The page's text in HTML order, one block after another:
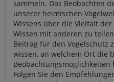
sammeln. Das Beobachten
unserer heimischen
Wissens über die Vielfalt
Wissen mit anderen zu
Beitrag für den Vogelschutz
wissen, an welchem Ort die
Beobachtungsmöglichkeiten
Folgen Sie den